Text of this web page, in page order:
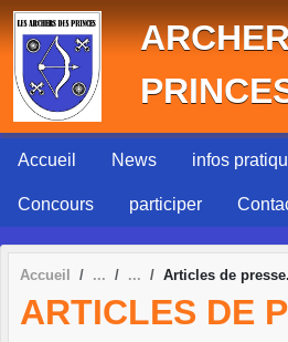
Accueil News infos
Concours participer
Accueil Articles de presse.
ARTICLES DE
Panneau de gestion des cookies